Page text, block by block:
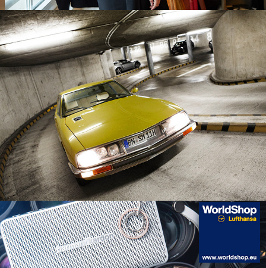
Automotive
Lufthansa